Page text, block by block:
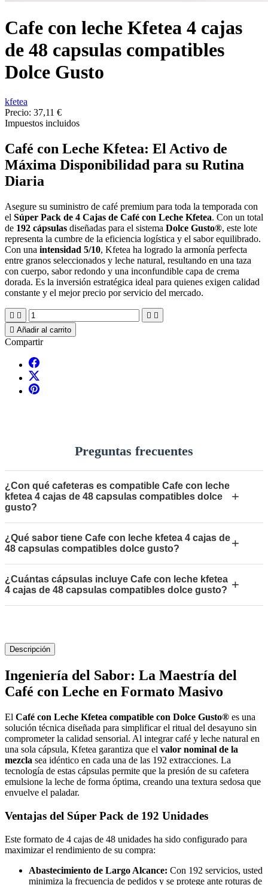
Cafe con leche Kfetea 4 cajas
de 48 capsulas compatibles
Dolce Gusto
kfetea
Precio: 37,11 €
Impuestos incluidos
Café con Leche Kfetea: El Activo de
Máxima Disponibilidad para su Rutina
Diaria
Asegure su suministro de café premium para toda la temporada con
el Súper Pack de 4 Cajas de Café con Leche Kfetea. Con un total
de 192 cápsulas diseñadas para el sistema Dolce Gusto®, este lote
representa la cumbre de la eficiencia logística y el sabor equilibrado.
Con una intensidad 5/10, Kfetea ha logrado la armonía perfecta
entre granos seleccionados y leche natural, resultando en una taza
con cuerpo, sabor redondo y una inconfundible capa de crema
dorada. Es la inversión estratégica ideal para quienes exigen calidad
constante y el mejor precio por servicio del mercado.
   
 Añadir al carrito
Compartir
Preguntas frecuentes
¿Con qué cafeteras es compatible Cafe con leche
kfetea 4 cajas de 48 capsulas compatibles dolce
gusto?
+
¿Qué sabor tiene Cafe con leche kfetea 4 cajas de
48 capsulas compatibles dolce gusto?
+
¿Cuántas cápsulas incluye Cafe con leche kfetea
4 cajas de 48 capsulas compatibles dolce gusto? +
Descripción
Ingeniería del Sabor: La Maestría del
Café con Leche en Formato Masivo
El Café con Leche Kfetea compatible con Dolce Gusto® es una
solución técnica diseñada para simplificar el ritual del desayuno sin
comprometer la calidad sensorial. Al integrar café y leche natural en
una sola cápsula, Kfetea garantiza que el valor nominal de la
mezcla sea idéntico en cada una de las 192 extracciones. La
tecnología de estas cápsulas permite que la presión de su cafetera
emulsione la leche de forma óptima, creando una textura sedosa que
envuelve el paladar.
Ventajas del Súper Pack de 192 Unidades
Este formato de 4 cajas de 48 unidades ha sido configurado para
maximizar el rendimiento de su compra:
Abastecimiento de Largo Alcance: Con 192 servicios, usted
minimiza la frecuencia de pedidos y se protege ante roturas de